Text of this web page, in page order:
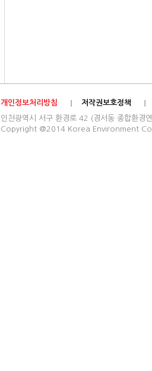
개인정보처리방침
저작권보호정책
인천광역시 서구 환경로 42 (경서동 종합
Copyright @2014 Korea Environment